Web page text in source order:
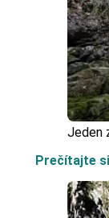
Jeden
Prečítajte